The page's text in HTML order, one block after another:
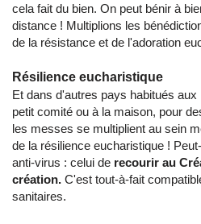
cela fait du bien. On peut bénir à
distance ! Multiplions les
de la résistance et de l'adoration
Résilience eucharistique
Et dans d'autres pays habitués
petit comité ou à la maison, pour
les messes se multiplient au sein
de la résilience eucharistique !
anti-virus : celui de recourir au
création. C'est tout-à-fait
sanitaires.